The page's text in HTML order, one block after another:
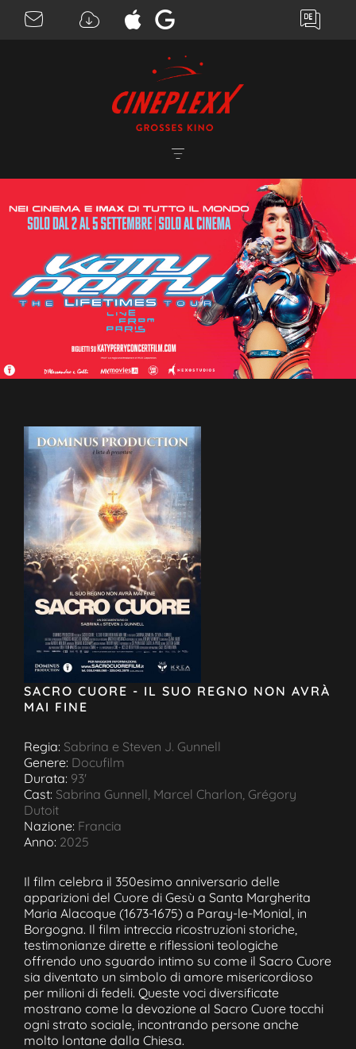
SACRO CUORE - IL SUO REGNO NON AVRÀ
MAI FINE
Regia: Sabrina e Steven J. Gunnell
Genere: Docufilm
Durata: 93'
Cast: Sabrina Gunnell, Marcel Charlon, Grégory
Dutoit
Nazione: Francia
Anno: 2025
Il film celebra il 350esimo anniversario delle
apparizioni del Cuore di Gesù a Santa Margherita
Maria Alacoque (1673-1675) a Paray-le-Monial, in
Borgogna. Il film intreccia ricostruzioni storiche,
testimonianze dirette e riflessioni teologiche
offrendo uno sguardo intimo su come il Sacro Cuore
sia diventato un simbolo di amore misericordioso
per milioni di fedeli. Queste voci diversificate
mostrano come la devozione al Sacro Cuore tocchi
ogni strato sociale, incontrando persone anche
molto lontane dalla Chiesa.